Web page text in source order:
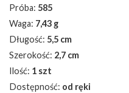
Próba: 585
Waga: 7,43 g
Długość: 5,5 cm
Szerokość: 2,7 cm
Ilość: 1 szt
Dostępność: od ręki